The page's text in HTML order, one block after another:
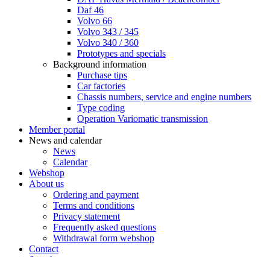
Daf 46
Volvo 66
Volvo 343 / 345
Volvo 340 / 360
Prototypes and specials
Background information
Purchase tips
Car factories
Chassis numbers, service and engine numbers
Type coding
Operation Variomatic transmission
Member portal
News and calendar
News
Calendar
Webshop
About us
Ordering and payment
Terms and conditions
Privacy statement
Frequently asked questions
Withdrawal form webshop
Contact